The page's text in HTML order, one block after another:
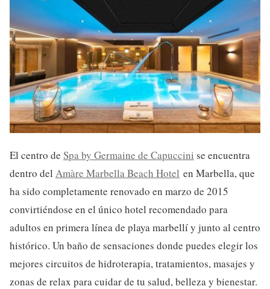
El centro de Spa by Germaine de Capuccini se encuentra
dentro del Amàre Marbella Beach Hotel en Marbella, que
ha sido completamente renovado en marzo de 2015
convirtiéndose en el único hotel recomendado para
adultos en primera línea de playa marbellí y junto al centro
histórico. Un baño de sensaciones donde puedes elegir los
mejores circuitos de hidroterapia, tratamientos, masajes y
zonas de relax para cuidar de tu salud, belleza y bienestar.